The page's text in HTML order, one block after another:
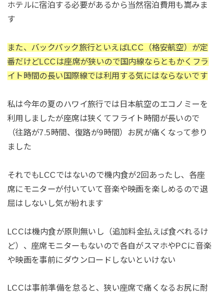
ホテルに宿泊する必要があるから当然宿泊費用も嵩みま
す
また、バックパック旅行といえばLCC（格安航空）が定
番だけどLCCは座席が狭いので国内線ならともかくフラ
イト時間の長い国際線では利用する気にはならないです
私は今年の夏のハワイ旅行では日本航空のエコノミーを
利用しましたが座席は狭くてフライト時間が長いので
（往路が7.5時間、復路が9時間）お尻が痛くなって参り
ました
それでもLCCではないので機内食が2回あったし、各座
席にモニターが付いていて音楽や映画を楽しめるので退
屈はしないし気が紛れます
LCCは機内食が原則無いし（追加料金払えば食べれるけ
ど）、座席モニターもないので各自がスマホやPCに音楽
や映画を事前にダウンロードしないといけない
LCCは事前準備を怠ると、狭い座席で痛くなるお尻に耐